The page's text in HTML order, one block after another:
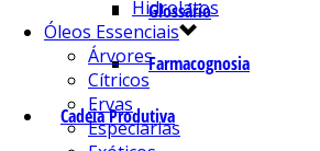
Glossário
Farmacognosia
Cadeia Produtiva
Hidrolatos
Óleos Essenciais
Árvores
Cítricos
Ervas
Especiarias